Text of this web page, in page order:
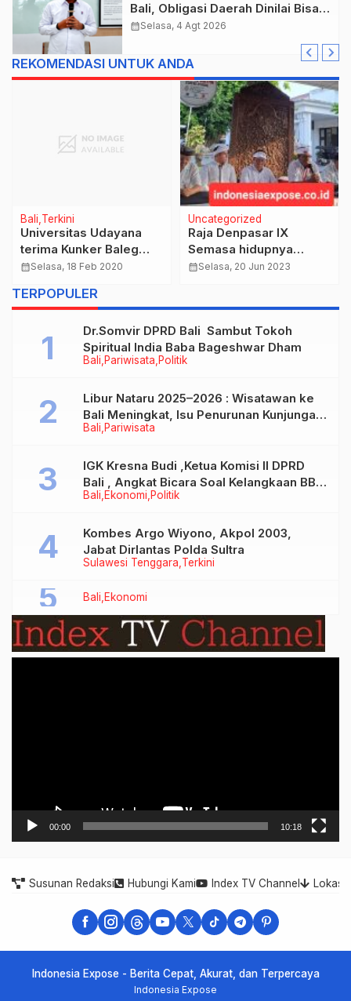
Bali, Obligasi Daerah Dinilai Bisa
Jadi Mesin Percepatan
calendar_monthSelasa, 4 Agt 2026
REKOMENDASI UNTUK ANDA
Bali Terkini
Universitas Udayana
terima Kunker Baleg
DPR RI guna perkuat
calendar_monthSelasa, 18 Feb 2020
Uncategorized
Raja Denpasar IX
Semasa hidupnya
sosok yang berjasa
calendar_monthSelasa, 20 Jun 2023
TERPOPULER
Bali Pariwisata Politik
Dr.Somvir DPRD Bali Sambut Tokoh
Spiritual India Baba Bageshwar Dham
Bali Pariwisata
Libur Nataru 2025–2026 : Wisatawan ke
Bali Meningkat, Isu Penurunan Kunjungan
Tidak Benar
Bali Ekonomi Politik
IGK Kresna Budi ,Ketua Komisi II DPRD
Bali , Angkat Bicara Soal Kelangkaan BBM
Bersubsidi Jenis Solar
Sulawesi Tenggara Terkini
Kombes Argo Wiyono, Akpol 2003,
Jabat Dirlantas Polda Sultra
Bali Ekonomi
00:00 10:18
Susunan Redaksi Hubungi Kami Index TV Channel Lokasi
Indonesia Expose - Berita Cepat, Akurat, dan Terpercaya
Indonesia Expose